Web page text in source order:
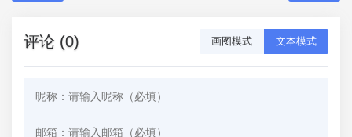
评论 (0) 画图模式 文本模式